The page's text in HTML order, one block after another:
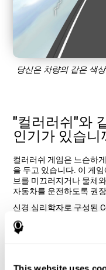
당신은 차량의 같은 색
"컬러러쉬"와
인기가 있습니
컬러러쉬 게임은 느슨하
을 두고 있습니다. 이 게
브를 미끄러지거나 물체
자동차를 운전하도록 권
신경 심리학자로 구성된
용자가 아케이드 경험을
데 도움이 되는 재미있는
지 능력을 향상